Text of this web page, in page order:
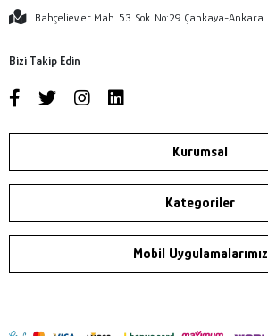
Bahçelievler Mah. 53. Sok. No:29 Çankaya-Ankara
Bizi Takip Edin
Kurumsal
Kategoriler
Mobil Uygulamalarımız